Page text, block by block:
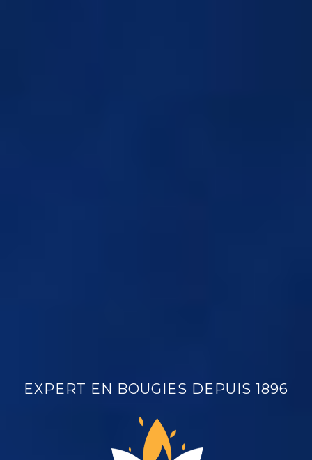
EXPERT EN BOUGIES DEPUIS 1896